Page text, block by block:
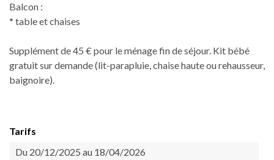
Balcon :
* table et chaises
Supplément de 45 € pour le ménage fin de séjour. Kit bébé
gratuit sur demande (lit-parapluie, chaise haute ou rehausseur,
baignoire).
Tarifs
Du 20/12/2025 au 18/04/2026